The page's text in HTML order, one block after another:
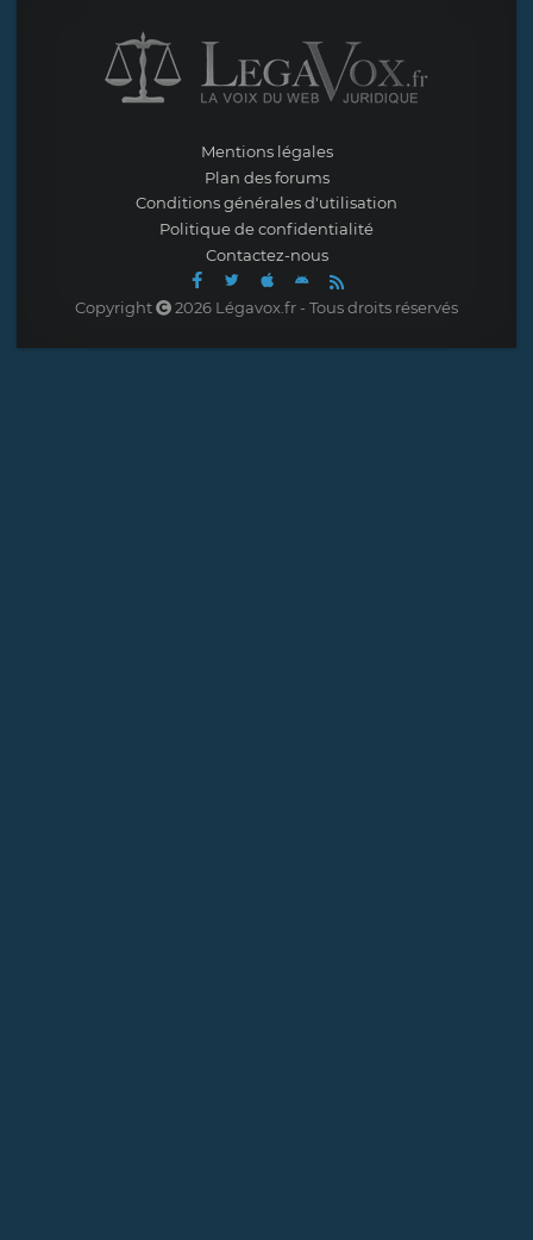
Mentions légales
Plan des forums
Conditions générales d'utilisation
Politique de confidentialité
Contactez-nous
Copyright 2026 Légavox.fr - Tous droits réservés